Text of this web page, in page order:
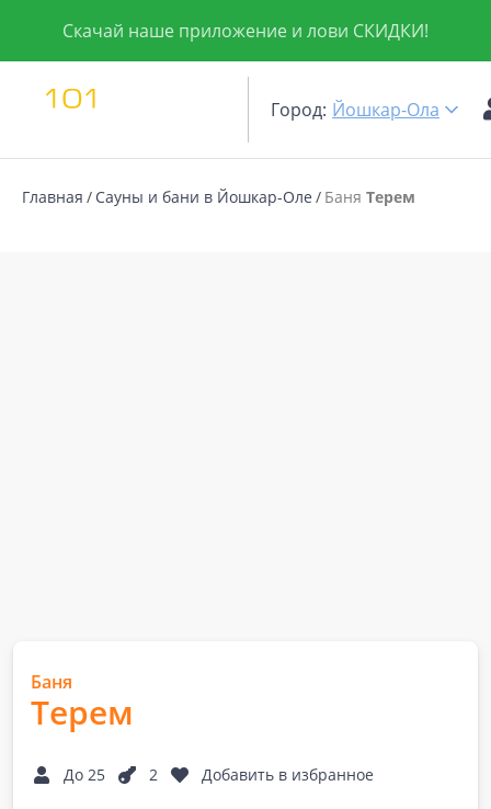
Скачай наше приложение и лови СКИДКИ!
Город: Йошкар-Ола
Главная Сауны и бани в Йошкар-Оле Баня Терем
Баня
Терем
До 25 2 Добавить в избранное